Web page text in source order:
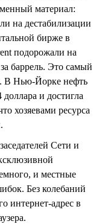
материал:
на дестабилизации
бирже в
подорожали на
баррель. Это самый
В Нью-Йорке нефть
и достигла
хозяевами ресурса
Сети и
и местные
Без колебаний
интернет-адрес в